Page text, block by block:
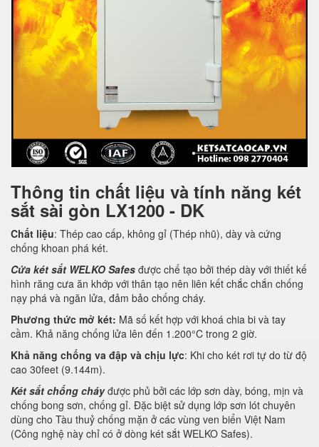
Thông tin chất liệu và tính năng két
sắt sài gòn LX1200 - DK
Chất liệu: Thép cao cấp, không gỉ (Thép nhũ), dày và cứng
chống khoan phá két.
Cửa két sắt WELKO Safes được chế tạo bởi thép dày với thiết kế
hình răng cưa ăn khớp với thân tạo nên liên kết chắc chắn chống
nạy phá và ngăn lửa, đảm bảo chống cháy.
Phương thức mở két: Mã số kết hợp với khoá chia bi và tay
cầm. Khả năng chống lửa lên đến 1.200°C trong 2 giờ.
Khả năng chống va đập và chịu lực: Khi cho két rơi tự do từ độ
cao 30feet (9.144m).
Két sắt chống cháyđược phủ bởi các lớp sơn dày, bóng, mịn và
chống bong sơn, chống gỉ. Đặc biệt sử dụng lớp sơn lót chuyên
dùng cho Tàu thuỷ chống mặn ở các vùng ven biển Việt Nam
(Công nghệ này chỉ có ở dòng két sắt WELKO Safes).